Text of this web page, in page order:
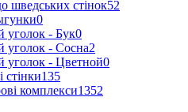
шведських стінок52
0
уголок - Бук0
уголок - Сосна2
уголок - Цветной0
стінки135
комплекси1352